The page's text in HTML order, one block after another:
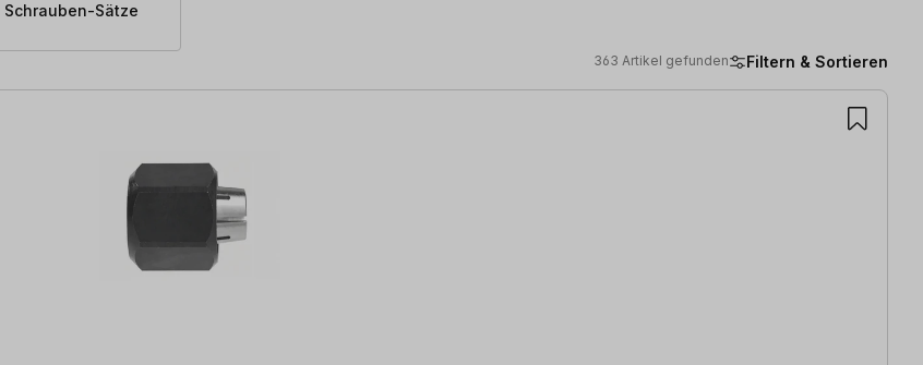
Schrauben-Sätze
363 Artikel gefunden Filtern & Sortieren